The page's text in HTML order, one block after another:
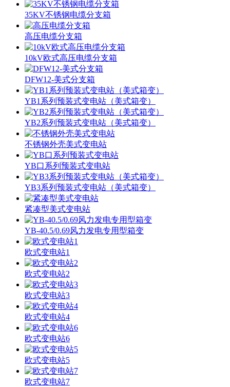
35KV不锈钢电缆分支箱
高压电缆分支箱
10kV欧式高压电缆分支箱
DFW12-美式分支箱
YB1系列预装式变电站（美式箱变）
YB2系列预装式变电站（美式箱变）
不锈钢外壳美式变电站
YB口系列预装式变电站
YB3系列预装式变电站（美式箱变）
紧凑型美式变电站
YB-40.5/0.69风力发电专用型箱变
欧式变电站1
欧式变电站2
欧式变电站3
欧式变电站4
欧式变电站6
欧式变电站5
欧式变电站7